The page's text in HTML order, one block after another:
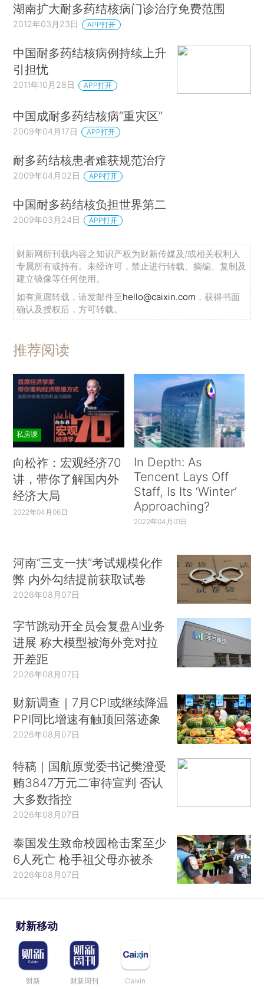
湖南扩大耐多药结核病门诊治疗免费范围
2012年03月23日 APP打开
中国耐多药结核病例持续上升
引担忧
2011年10月28日 APP打开
中国成耐多药结核病“重灾区”
2009年04月17日 APP打开
耐多药结核患者难获规范治疗
2009年04月02日 APP打开
中国耐多药结核负担世界第二
2009年03月24日 APP打开
财新网所刊载内容之知识产权为财新传媒及/或相关权利人
专属所有或持有。未经许可，禁止进行转载、摘编、复制及
建立镜像等任何使用。
如有意愿转载，请发邮件至hello@caixin.com ，获得书面
确认及授权后，方可转载。
推荐阅读
私房课
向松祚：宏观经济70
讲，带你了解国内外
经济大局
2022年04月06日
In Depth: As
Tencent Lays Off
Staff, Is Its ‘Winter’
Approaching?
2022年04月01日
河南“三支一扶”考试规模化作
弊 内外勾结提前获取试卷
2026年08月07日
字节跳动开全员会复盘AI业务
进展 称大模型被海外竞对拉
开差距
2026年08月07日
财新调查｜7月CPI或继续降温
PPI同比增速有触顶回落迹象
2026年08月07日
特稿｜国航原党委书记樊澄受
贿3847万元二审待宣判 否认
大多数指控
2026年08月07日
泰国发生致命校园枪击案至少
6人死亡 枪手祖父母亦被杀
2026年08月07日
财新移动
财新 财新周刊 Caixin